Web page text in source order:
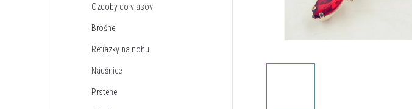
Ozdoby do vlasov
Brošne
Retiazky na nohu
Náušnice
Prstene